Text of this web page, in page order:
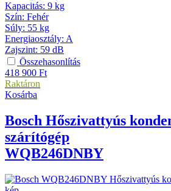
Kapacitás: 9 kg
Szín: Fehér
Súly: 55 kg
Energiaosztály: A
Zajszint: 59 dB
Összehasonlítás
418 900 Ft
Raktáron
Kosárba
Bosch Hőszivattyús
szárítógép
WQB246DNBY